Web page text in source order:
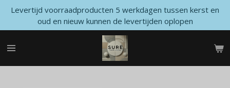
Ga
naar
de
Levertijd voorraadproducten 5 werkdagen tussen kerst en
oud en nieuw kunnen de levertijden oplopen